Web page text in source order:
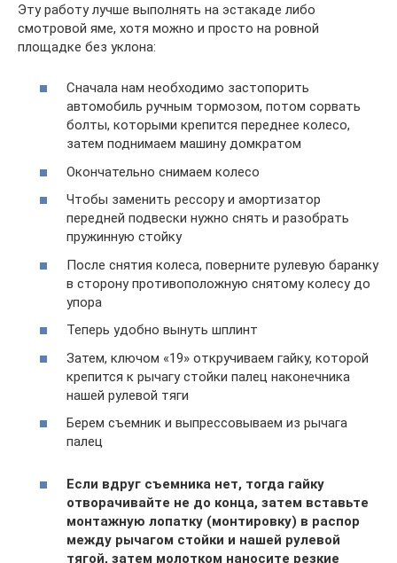
Эту работу лучше выполнять на эстакаде либо
смотровой яме, хотя можно и просто на ровной
площадке без уклона:
Сначала нам необходимо застопорить
автомобиль ручным тормозом, потом сорвать
болты, которыми крепится переднее колесо,
затем поднимаем машину домкратом
Окончательно снимаем колесо
Чтобы заменить рессору и амортизатор
передней подвески нужно снять и разобрать
пружинную стойку
После снятия колеса, поверните рулевую баранку
в сторону противоположную снятому колесу до
упора
Теперь удобно вынуть шплинт
Затем, ключом «19» откручиваем гайку, которой
крепится к рычагу стойки палец наконечника
нашей рулевой тяги
Берем съемник и выпрессовываем из рычага
палец
Если вдруг съемника нет, тогда гайку
отворачивайте не до конца, затем вставьте
монтажную лопатку (монтировку) в распор
между рычагом стойки и нашей рулевой
тягой, затем молотком наносите резкие